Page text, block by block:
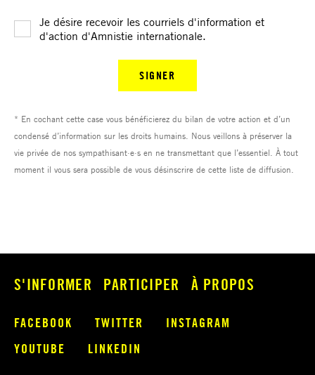
S'INFORMER PARTICIPER À PROPOS
FACEBOOK TWITTER
INSTAGRAM
YOUTUBE
LINKEDIN